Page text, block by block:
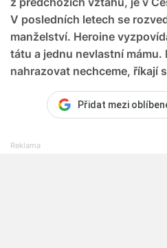
V posledních letech se
manželství. Heroine
tátu a jednu nevlastní mámu.
nahrazovat nechceme, říkají
Přidat mezi